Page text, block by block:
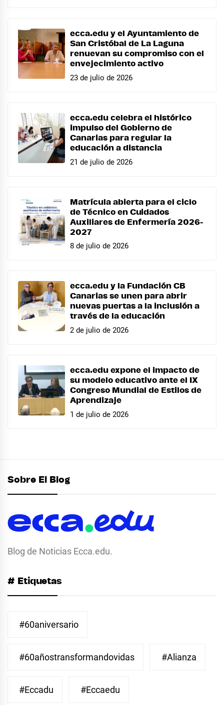
ecca.edu y el Ayuntamiento de
San Cristóbal de La Laguna
renuevan su compromiso con el
envejecimiento activo
23 de julio de 2026
ecca.edu celebra el histórico
impulso del Gobierno de
Canarias para regular la
educación a distancia
21 de julio de 2026
Matrícula abierta para el ciclo
de Técnico en Cuidados
Auxiliares de Enfermería 2026-
2027
8 de julio de 2026
ecca.edu y la Fundación CB
Canarias se unen para abrir
nuevas puertas a la inclusión a
través de la educación
2 de julio de 2026
ecca.edu expone el impacto de
su modelo educativo ante el IX
Congreso Mundial de Estilos de
Aprendizaje
1 de julio de 2026
Sobre El Blog
Blog de Noticias Ecca.edu.
# Etiquetas
#60aniversario
#60añostransformandovidas #Alianza
#eccadu #eccaedu